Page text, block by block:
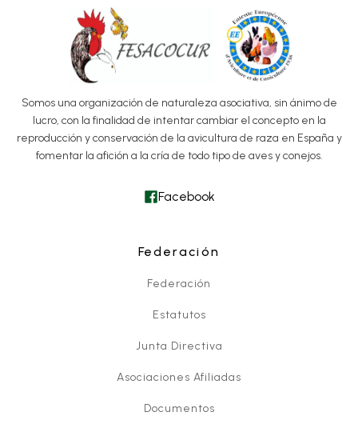
Somos una organización de naturaleza asociativa, sin ánimo de
lucro, con la finalidad de intentar cambiar el concepto en la
reproducción y conservación de la avicultura de raza en España y
fomentar la afición a la cría de todo tipo de aves y conejos.
Facebook
Federación
Federación
Estatutos
Junta Directiva
Asociaciones Afiliadas
Documentos